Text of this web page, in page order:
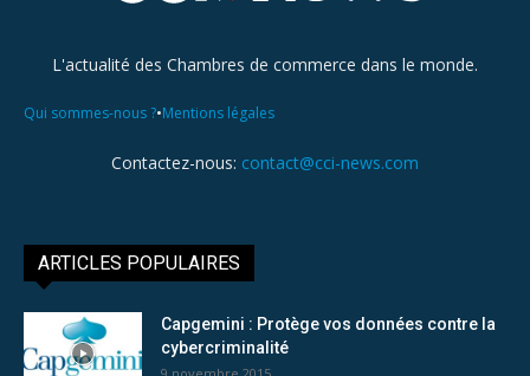
L'actualité des Chambres de commerce dans le monde.
Qui sommes-nous ?•Mentions légales
Contactez-nous: contact@cci-news.com
ARTICLES POPULAIRES
Capgemini : Protège vos données contre la
cybercriminalité